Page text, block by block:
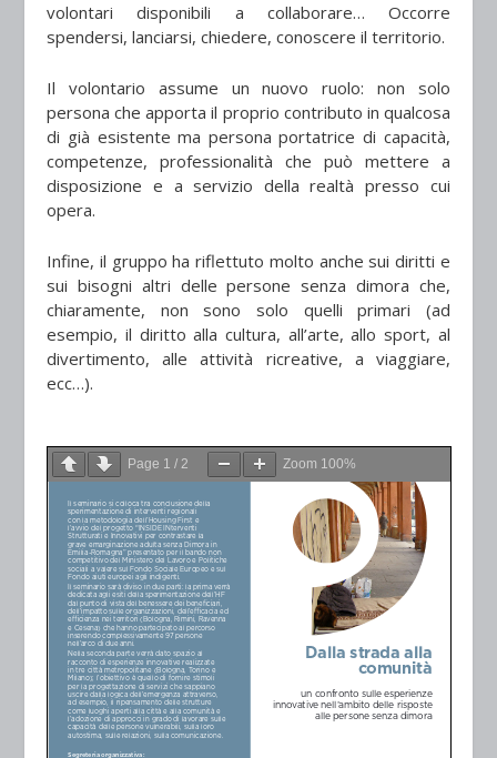
volontari disponibili a collaborare… Occorre
spendersi, lanciarsi, chiedere, conoscere il territorio.
Il volontario assume un nuovo ruolo: non solo
persona che apporta il proprio contributo in qualcosa
di già esistente ma persona portatrice di capacità,
competenze, professionalità che può mettere a
disposizione e a servizio della realtà presso cui
opera.
Infine, il gruppo ha riflettuto molto anche sui diritti e
sui bisogni altri delle persone senza dimora che,
chiaramente, non sono solo quelli primari (ad
esempio, il diritto alla cultura, all’arte, allo sport, al
divertimento, alle attività ricreative, a viaggiare,
ecc…).
Page 1 /2 Zoom 100%